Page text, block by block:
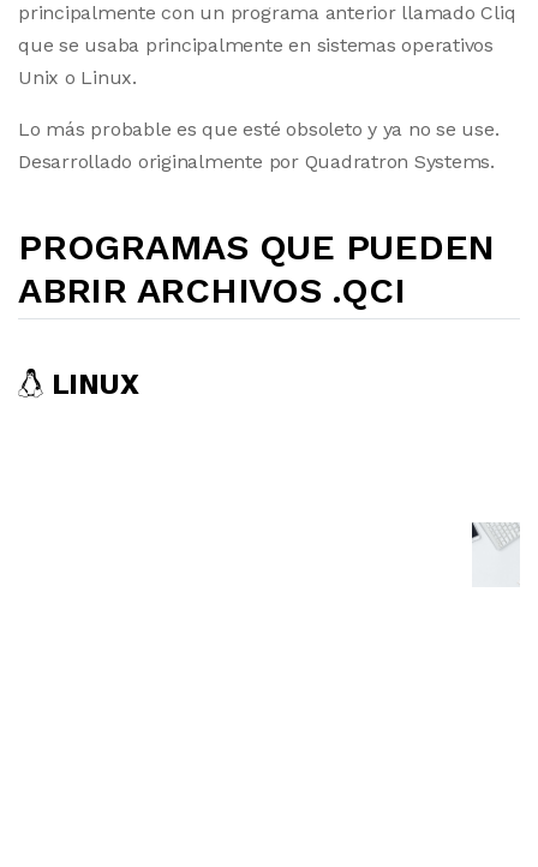
principalmente con un programa anterior llamado Cliq
que se usaba principalmente en sistemas operativos
Unix o Linux.
Lo más probable es que esté obsoleto y ya no se use.
Desarrollado originalmente por Quadratron Systems.
PROGRAMAS QUE PUEDEN
ABRIR ARCHIVOS .QCI
LINUX